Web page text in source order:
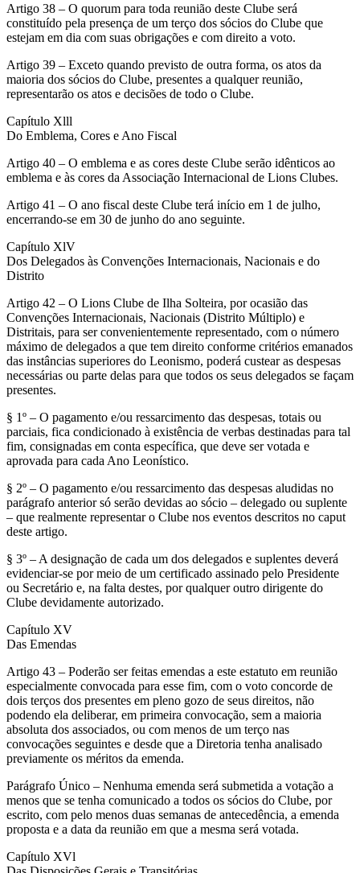
Artigo 38 – O quorum para toda reunião deste Clube será
constituído pela presença de um terço dos sócios do Clube que
estejam em dia com suas obrigações e com direito a voto.
Artigo 39 – Exceto quando previsto de outra forma, os atos da
maioria dos sócios do Clube, presentes a qualquer reunião,
representarão os atos e decisões de todo o Clube.
Capítulo Xlll
Do Emblema, Cores e Ano Fiscal
Artigo 40 – O emblema e as cores deste Clube serão idênticos ao
emblema e às cores da Associação Internacional de Lions Clubes.
Artigo 41 – O ano fiscal deste Clube terá início em 1 de julho,
encerrando-se em 30 de junho do ano seguinte.
Capítulo XlV
Dos Delegados às Convenções Internacionais, Nacionais e do
Distrito
Artigo 42 – O Lions Clube de Ilha Solteira, por ocasião das
Convenções Internacionais, Nacionais (Distrito Múltiplo) e
Distritais, para ser convenientemente representado, com o número
máximo de delegados a que tem direito conforme critérios emanados
das instâncias superiores do Leonismo, poderá custear as despesas
necessárias ou parte delas para que todos os seus delegados se façam
presentes.
§ 1º – O pagamento e/ou ressarcimento das despesas, totais ou
parciais, fica condicionado à existência de verbas destinadas para tal
fim, consignadas em conta específica, que deve ser votada e
aprovada para cada Ano Leonístico.
§ 2º – O pagamento e/ou ressarcimento das despesas aludidas no
parágrafo anterior só serão devidas ao sócio – delegado ou suplente
– que realmente representar o Clube nos eventos descritos no caput
deste artigo.
§ 3º – A designação de cada um dos delegados e suplentes deverá
evidenciar-se por meio de um certificado assinado pelo Presidente
ou Secretário e, na falta destes, por qualquer outro dirigente do
Clube devidamente autorizado.
Capítulo XV
Das Emendas
Artigo 43 – Poderão ser feitas emendas a este estatuto em reunião
especialmente convocada para esse fim, com o voto concorde de
dois terços dos presentes em pleno gozo de seus direitos, não
podendo ela deliberar, em primeira convocação, sem a maioria
absoluta dos associados, ou com menos de um terço nas
convocações seguintes e desde que a Diretoria tenha analisado
previamente os méritos da emenda.
Parágrafo Único – Nenhuma emenda será submetida a votação a
menos que se tenha comunicado a todos os sócios do Clube, por
escrito, com pelo menos duas semanas de antecedência, a emenda
proposta e a data da reunião em que a mesma será votada.
Capítulo XVl